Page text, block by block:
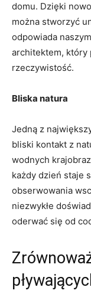
domu. ​Dzięki
można stworzyć
odpowiada
architektem, który
rzeczywistość.
Bliska‌ natura
Jedną⁢ z
bliski kontakt z
‌wodnych
każdy dzień staje
obserwowania
niezwykłe
oderwać ‍się od